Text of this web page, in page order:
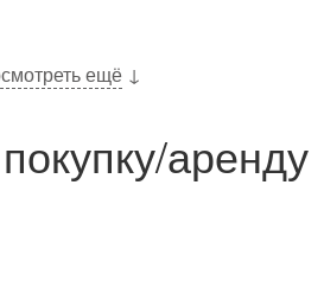
ещё↓
аренду